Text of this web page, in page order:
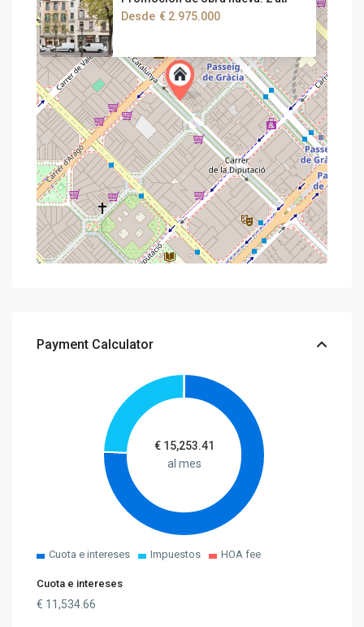
Desde € 2.975.000
Payment Calculator
€ 15,253.41
al mes
Cuota e intereses Impuestos HOA fee
Cuota e intereses
€ 11,534.66